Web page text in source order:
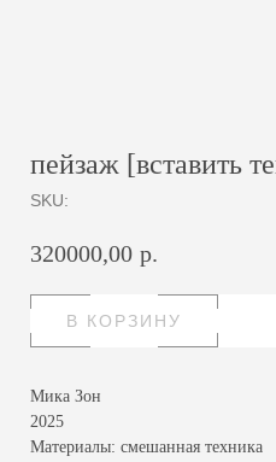
пейзаж [вставить
SKU:
320000,00 р.
В КОРЗИНУ
Мика Зон
2025
Материалы: смешанная техника